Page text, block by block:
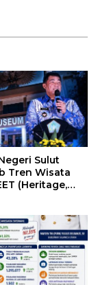
Sulut
Tren Wisata
(Heritage,